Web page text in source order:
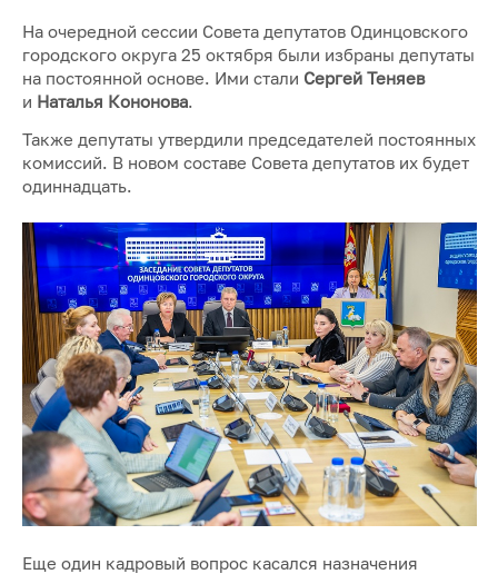
На очередной сессии Совета депутатов Одинцовского
городского округа 25 октября были избраны депутаты
на постоянной основе. Ими стали Сергей Теняев
и Наталья Кононова.
Также депутаты утвердили председателей постоянных
комиссий. В новом составе Совета депутатов их будет
одиннадцать.
Еще один кадровый вопрос касался назначения